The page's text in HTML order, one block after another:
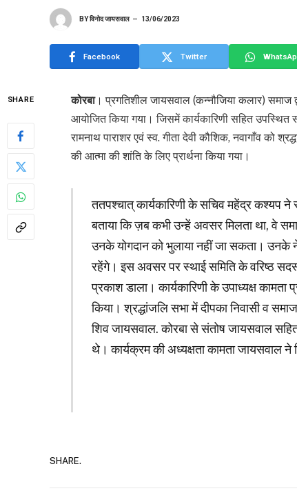
BYविनोद जायसवाल 13/06/2023
Facebook Twitter
SHARE कोरबा। प्रगतिशील जायसवाल (कन्नौजिया कलार) समाज
आयोजित किया गया। जिसमें कार्यकारिणी सहित उपस्थित
रामनाथ पाराशर एवं स्व. गीता देवी कौशिक, नवागाँव को
की आत्मा की शांति के लिए प्रार्थना किया गया।
ततपश्चात् कार्यकारिणी के सचिव महेंद्र कश्यप ने
बताया कि ज़ब कभी उन्हें अवसर मिलता था, वे
उनके योगदान को भुलाया नहीं जा सकता। उनके
रहेंगे। इस अवसर पर स्थाई समिति के वरिष्ठ
प्रकाश डाला। कार्यकारिणी के उपाध्यक्ष
किया। श्रद्धांजलि सभा में दीपका निवासी व
शिव जायसवाल. कोरबा से संतोष जायसवाल
थे। कार्यक्रम की अध्यक्षता कामता जायसवाल ने
SHARE.